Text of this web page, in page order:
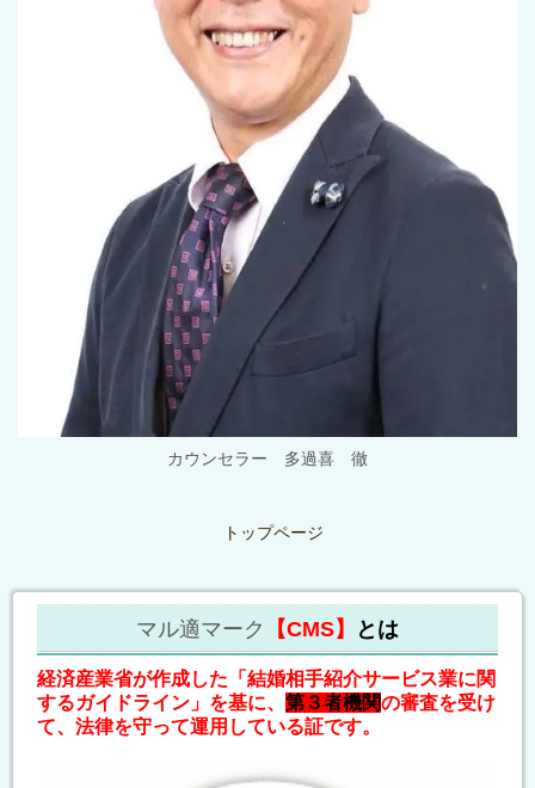
カウンセラー 多過喜 徹
トップページ
マル適マーク 【CMS】 とは
経済産業省が作成した「結婚相手紹介サービス業に関
するガイドライン」を基に、 第３者機関の審査を受け
て、法律を守って運用している証です。